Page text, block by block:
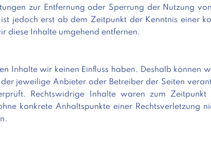
zur Entfernung oder Sperrung der Nutzung
jedoch erst ab dem Zeitpunkt der Kenntnis einer
diese Inhalte umgehend entfernen.
Inhalte wir keinen Einfluss haben. Deshalb können
jeweilige Anbieter oder Betreiber der Seiten
Rechtswidrige Inhalte waren zum
konkrete Anhaltspunkte einer Rechtsverletzung